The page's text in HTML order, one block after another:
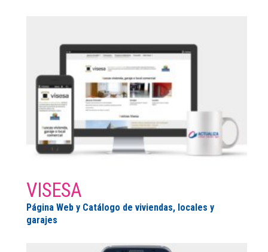
VISESA
Página Web y Catálogo de viviendas, locales y
garajes